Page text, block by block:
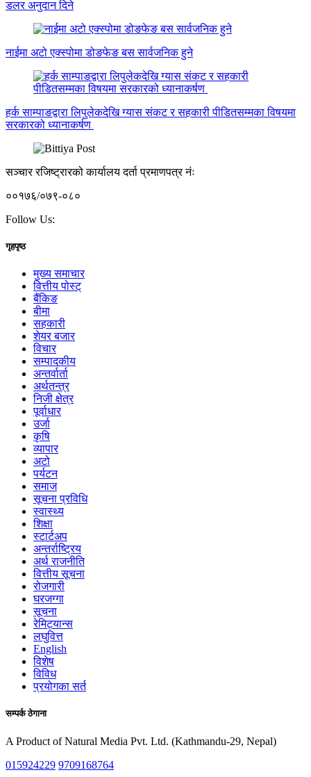
डलर अनुदान दिने
नाईमा अटो एक्स्पोमा डोङफेङ बस सार्वजनिक हुने
हर्क साम्पाङद्वारा लिपुलेकदेखि ग्यास संकट र सहकारी पीडितसम्मका विषयमा
सरकारको ध्यानाकर्षण
सञ्चार रजिष्ट्रारको कार्यालय दर्ता प्रमाणपत्र नंः
००१७६/०७९-०८०
Follow Us:
गृहपृष्ठ
मुख्य समाचार
वित्तीय पोस्ट्
बैंकिङ
बीमा
सहकारी
शेयर बजार
विचार
सम्पादकीय
अन्तर्वार्ता
अर्थतन्त्र
निजी क्षेत्र
पूर्वाधार
उर्जा
कृषि
व्यापार
अटो
पर्यटन
समाज
सूचना प्रविधि
स्वास्थ्य
शिक्षा
स्टार्टअप
अन्तर्राष्ट्रिय
अर्थ राजनीति
वित्तीय सूचना
रोजगारी
घरजग्गा
सूचना
रेमिट्यान्स
लघुवित्त
English
विशेष
विविध
प्रयोगका सर्त
सम्पर्क ठेगाना
A Product of Natural Media Pvt. Ltd. (Kathmandu-29, Nepal)
015924229 9709168764